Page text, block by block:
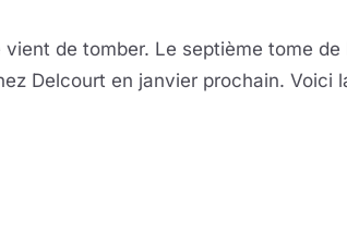
vient de tomber. Le septième tome de
Delcourt en janvier prochain. Voici